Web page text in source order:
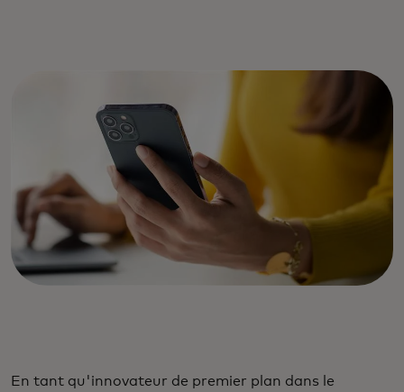
En tant qu'innovateur de premier plan dans le